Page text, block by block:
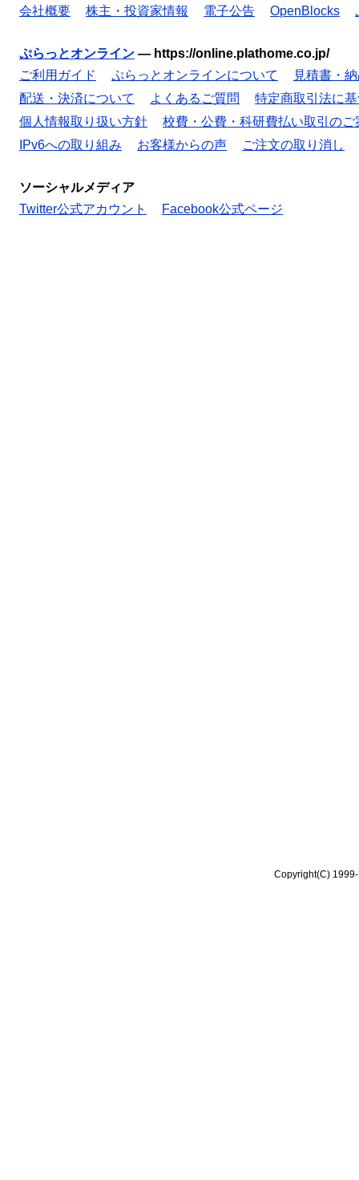
会社概要 株主・投資家情報 電子公告 OpenBlocks
ぷらっとオンライン — https://online.plathome.co.jp/
ご利用ガイド
ぷらっとオンラインについて
見積書・
配送・決済について
よくあるご質問
特定商取引法に
個人情報取り扱い方針
校費・公費・科研費払い取引のご
IPv6への取り組み
お客様からの声 ご注文の取り消し
ソーシャルメディア
Twitter公式アカウント
Facebook公式ページ
Copyright(C)